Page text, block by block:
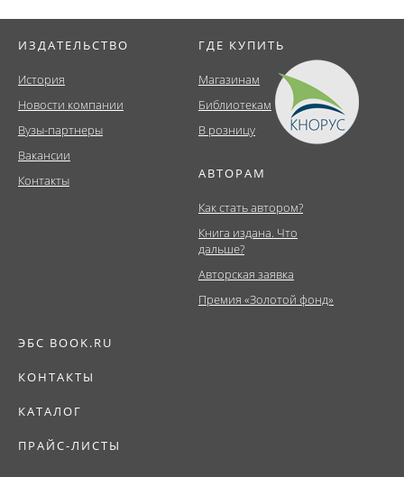
ИЗДАТЕЛЬСТВО
История
Новости компании
Вузы-партнеры
Вакансии
Контакты
ГДЕ КУПИТЬ
Магазинам
Библиотекам
В розницу
АВТОРАМ
Как стать автором?
Книга издана. Что
дальше?
Авторская заявка
Премия «Золотой фонд»
ЭБС BOOK.RU
КОНТАКТЫ
КАТАЛОГ
ПРАЙС-ЛИСТЫ